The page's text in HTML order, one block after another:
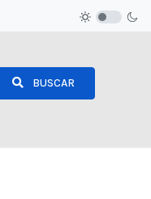
BUSCAR